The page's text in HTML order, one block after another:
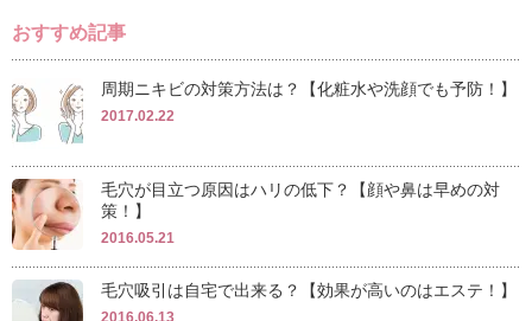
おすすめ記事
周期ニキビの対策方法は？【化粧水や洗顔でも予防！】
2017.02.22
毛穴が目立つ原因はハリの低下？【顔や鼻は早めの対
策！】
2016.05.21
毛穴吸引は自宅で出来る？【効果が高いのはエステ！】
2016.06.13